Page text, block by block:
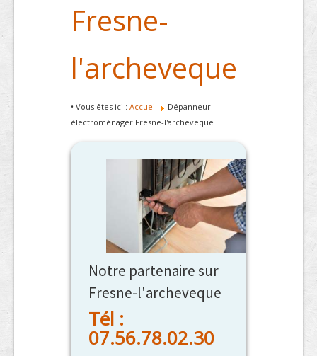
Fresne-
l'archeveque
• Vous êtes ici : Accueil
Dépanneur
électroménager Fresne-l'archeveque
Notre partenaire sur
Fresne-l'archeveque
Tél :
07.56.78.02.30